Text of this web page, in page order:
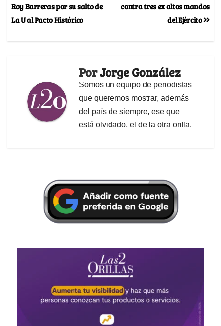
contra tres ex altos mandos
del Ejército
Roy Barreras por su salto de
La U al Pacto Histórico
PorJorge González
Somos un equipo de periodistas
que queremos mostrar, además
del país de siempre, ese que
está olvidado, el de la otra orilla.